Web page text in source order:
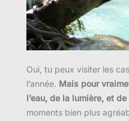
Oui, tu peux visiter les
l’année. Mais pour
l’eau, de la lumière, et de
moments bien plus